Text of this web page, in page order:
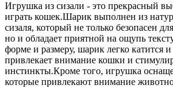
Игрушка из сизали - это прекрасный
играть кошек.Шарик выполнен из
сизаля, который не только безопасен
но и обладает приятной на ощупь
форме и размеру, шарик легко катится
привлекает внимание кошки и
инстинкты.Кроме того, игрушка
которые привлекают внимание